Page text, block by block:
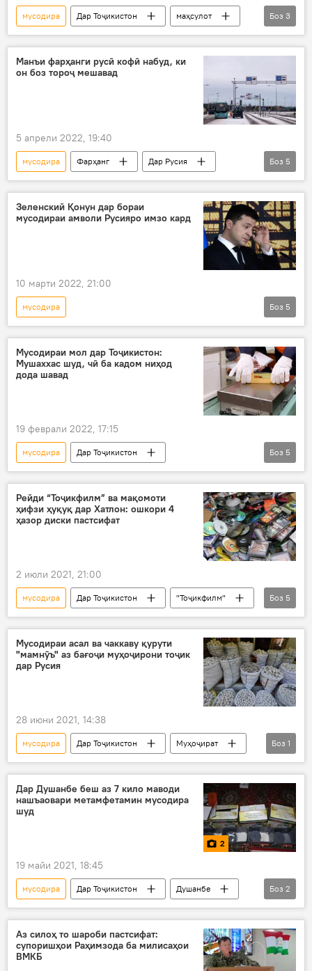
мусодира Дар Тоҷикистон
маҳсулот
пастсифат
кашф Тоҷикстандарт
Боз 3
Манъи фарҳанги русӣ кофӣ набуд, ки
он боз тороҷ мешавад
5 апрели 2022, 19:40
мусодира Фарҳанг
Дар Русия
Аврупо
Финландия
гумрук
Боз 5
Зеленский Қонун дар бораи
мусодираи амволи Русияро имзо кард
10 марти 2022, 21:00
мусодира
Амалиёти вижаи Русия барои ҳимояи Донбасс: охирин хабарҳо
Дар ҷаҳон
Владимир Зеленский
қонун
Украина
Боз 5
Мусодираи мол дар Тоҷикистон:
Мушаххас шуд, чӣ ба кадом ниҳод
дода шавад
19 феврали 2022, 17:15
мусодира
Дар Тоҷикистон
додугирифти мол
ҳуқуқ
қонун
Кодекси ҷиноӣ
Иқтисод
Боз 5
Рейди “Тоҷикфилм” ва мақомоти
ҳифзи ҳуқуқ дар Хатлон: ошкори 4
ҳазор диски пастсифат
2 июли 2021, 21:00
мусодира Дар Тоҷикистон
"Тоҷикфилм"
Хатлон
рейд
диск
пастсифат
мақомоти ҳифзи ҳуқуқ
Боз 5
Мусодираи асал ва чаккаву қурути
"мамнӯъ" аз бағоҷи муҳоҷирони тоҷик
дар Русия
28 июни 2021, 14:38
мусодира Дар Тоҷикистон
Муҳоҷират
Дар Русия
Боз 1
Дар Душанбе беш аз 7 кило маводи
нашъаовари метамфетамин мусодира
шуд
2
19 майи 2021, 18:45
мусодира Дар Тоҷикистон
Душанбе
маводи мухаддир
нашъаовар
Боз 2
Аз силоҳ то шароби пастсифат:
супоришҳои Раҳимзода ба милисаҳои
ВМКБ